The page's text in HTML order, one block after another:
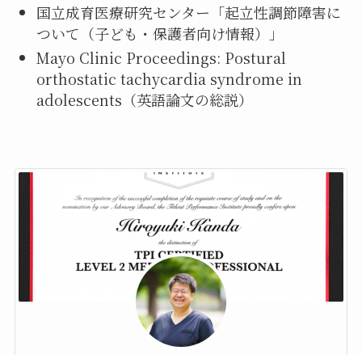
国立成育医療研究センター「起立性調節障害に
ついて（子ども・保護者向け情報）」
Mayo Clinic Proceedings: Postural
orthostatic tachycardia syndrome in
adolescents（英語論文の総説）